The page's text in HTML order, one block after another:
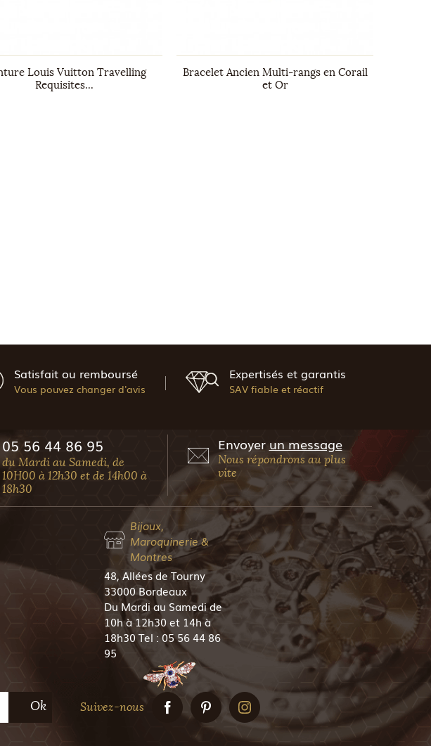
Louis Vuitton Travelling
Requisites...
Bracelet Ancien Multi-rangs en Corail
et Or
Satisfait ou remboursé
Vous pouvez changer d'avis
Expertisés et garantis
SAV fiable et réactif
05 56 44 86 95
du Mardi au Samedi, de
10H00 à 12h30 et de 14h00 à
18h30
Envoyer un message
Nous répondrons au plus
vite
Bijoux,
Maroquinerie &
Montres
48, Allées de Tourny
33000 Bordeaux
Du Mardi au Samedi de
10h à 12h30 et 14h à
18h30 Tel : 05 56 44 86
95
Ok Suivez-nous